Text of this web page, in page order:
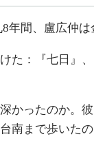
年間、盧広仲
た：『七日』
かったのか。
南まで歩いたの